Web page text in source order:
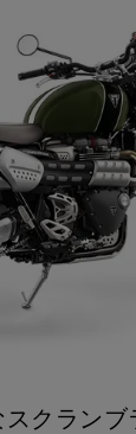
スクランブ